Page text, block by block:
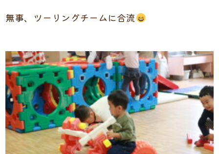
無事、ツーリングチームに合流